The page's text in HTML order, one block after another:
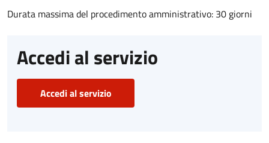
Durata massima del procedimento amministrativo: 30 giorni
Accedi al servizio
Accedi al servizio